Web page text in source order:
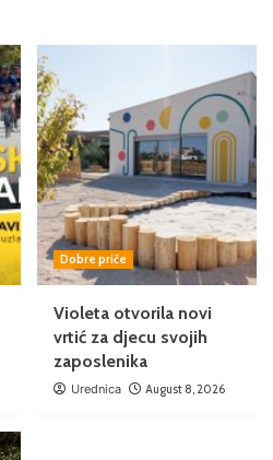
Dobre priče
Violeta otvorila novi
vrtić za djecu svojih
zaposlenika
Urednica August 8, 2026